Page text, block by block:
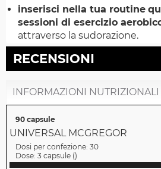
inserisci nella tua routine
sessioni di esercizio
attraverso la sudorazione.
RECENSIONI
INFORMAZIONI NUTRIZIONALI
90 capsule
UNIVERSAL MCGREGOR
Dosi per confezione: 30
Dose: 3 capsule ()